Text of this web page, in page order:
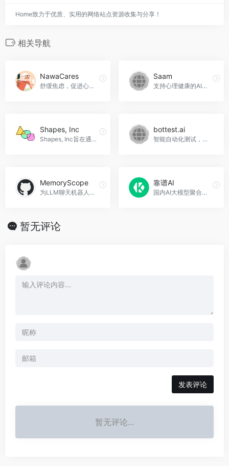
Home致力于优质、实用的网络站点资源收集与分享！
相关导航
NawaCares
舒缓焦虑，促进心理健康，NawaCares官网入口网址
Saam
支持心理健康的AI朋友，Saam官网入口网址
Shapes, Inc
Shapes, Inc旨在通过其人工智能平台提供一个能够与用户建立深厚友谊的虚拟角色。这个虚拟朋友不仅能够用用户的语言进行交流，还能参与到用户的生活中，分享和创造记忆，Shapes, Inc官网入口网址
bottest.ai
智能自动化测试，提升AI聊天机器人的质量和安全性。bottest.ai官网入口网址
MemoryScope
为LLM聊天机器人提供强大灵活的长期记忆系统。
靠谱AI
国内AI大模型聚合平台引领者，文心一言4.0、AI绘画免费用！，靠谱AI官网入口网址
暂无评论
发表评论
暂无评论...